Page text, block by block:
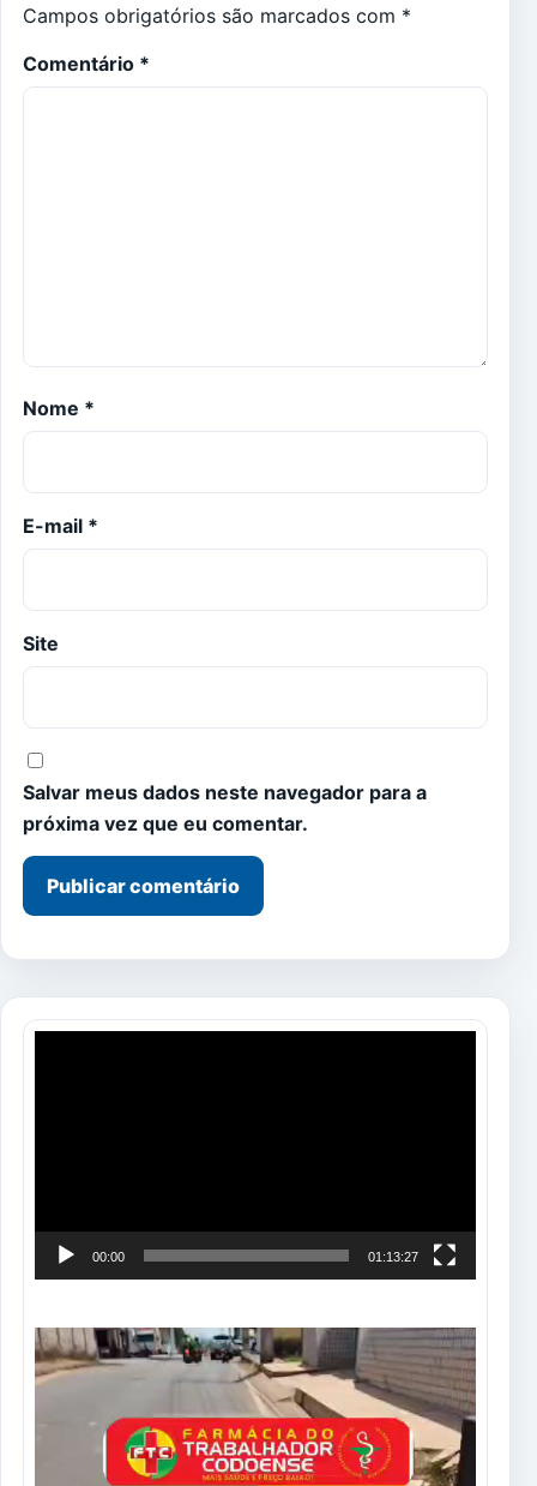
Campos obrigatórios são marcados com *
Comentário *
Nome *
E-mail *
Site
Salvar meus dados neste navegador para a
próxima vez que eu comentar.
00:00 01:13:27
Tocador
de